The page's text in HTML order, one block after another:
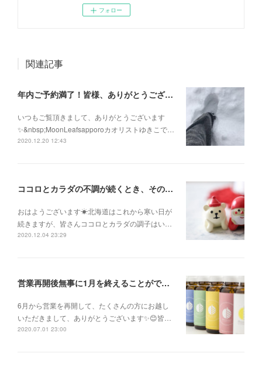
フォロー
関連記事
年内ご予約満了！皆様、ありがとうございます！
いつもご覧頂きまして、ありがとうございます
✨&nbsp;MoonLeafsapporoカオリストゆきこで…
2020.12.20 12:43
ココロとカラダの不調が続くとき、そのままにして諦めないで！
おはようございます☀北海道はこれから寒い日が
続きますが、皆さんココロとカラダの調子はい…
2020.12.04 23:29
営業再開後無事に1月を終えることができました✨
6月から営業を再開して、たくさんの方にお越し
いただきまして、ありがとうございます✨😊皆…
2020.07.01 23:00